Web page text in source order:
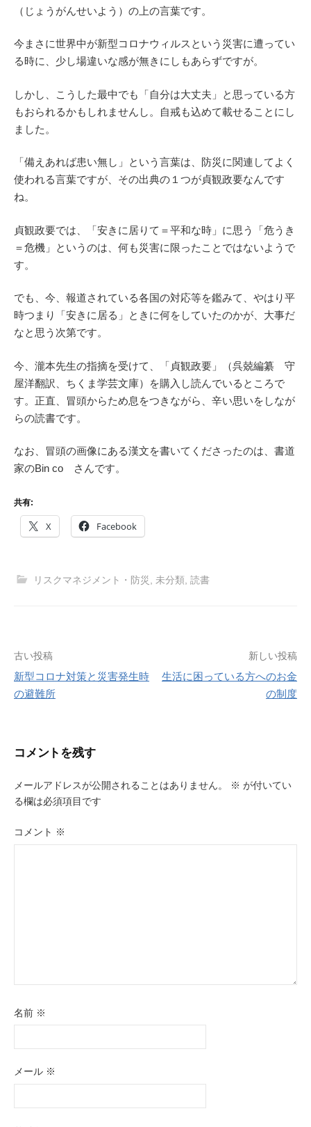
（じょうがんせいよう）の上の言葉です。
今まさに世界中が新型コロナウィルスという災害に遭ってい
る時に、少し場違いな感が無きにしもあらずですが。
しかし、こうした最中でも「自分は大丈夫」と思っている方
もおられるかもしれませんし。自戒も込めて載せることにし
ました。
「備えあれば患い無し」という言葉は、防災に関連してよく
使われる言葉ですが、その出典の１つが貞観政要なんです
ね。
貞観政要では、「安きに居りて＝平和な時」に思う「危うき
＝危機」というのは、何も災害に限ったことではないようで
す。
でも、今、報道されている各国の対応等を鑑みて、やはり平
時つまり「安きに居る」ときに何をしていたのかが、大事だ
なと思う次第です。
今、瀧本先生の指摘を受けて、「貞観政要」（呉兢編纂 守
屋洋翻訳、ちくま学芸文庫）を購入し読んでいるところで
す。正直、冒頭からため息をつきながら、辛い思いをしなが
らの読書です。
なお、冒頭の画像にある漢文を書いてくださったのは、書道
家のBin co さんです。
共有:
X Facebook
リスクマネジメント・防災 未分類 読書
投
稿
ゲ
ー
シ
ョ
古い投稿
新型コロナ対策と災害発生時
の避難所
新しい投稿
生活に困っている方へのお金
の制度
コメントを残す
メールアドレスが公開されることはありません。 ※ が付いてい
る欄は必須項目です
コメント ※
名前 ※
メール ※